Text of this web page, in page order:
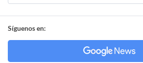
Síguenos en: